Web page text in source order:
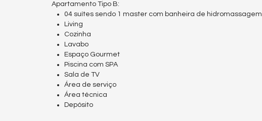
Apartamento Tipo B:
04 suítes sendo 1 master com banheira de hidromassagem
Living
Cozinha
Lavabo
Espaço Gourmet
Piscina com SPA
Sala de TV
Área de serviço
Área técnica
Depósito